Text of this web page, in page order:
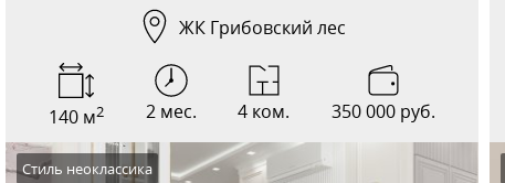
ЖК Грибовский лес
140 м2 2 мес. 4 ком. 350 000 руб.
Стиль неоклассика